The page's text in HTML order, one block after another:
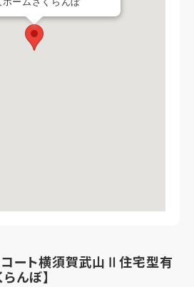
コート横須賀武山Ⅱ住宅型有
んぼ】